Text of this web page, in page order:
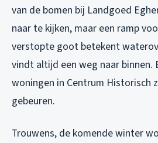
van de bomen bij Landgoed
naar te kijken, maar een ramp
verstopte goot betekent
vindt altijd een weg naar binnen.
woningen in Centrum Historisch
gebeuren.
Trouwens, de komende winter